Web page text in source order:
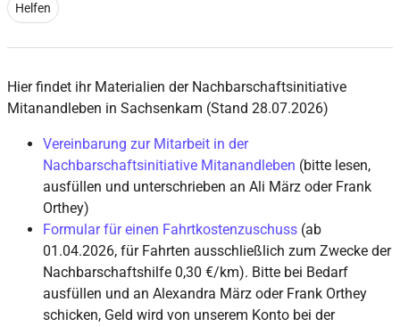
Helfen
Hier findet ihr Materialien der Nachbarschaftsinitiative
Mitanandleben in Sachsenkam (Stand 28.07.2026)
Vereinbarung zur Mitarbeit in der
Nachbarschaftsinitiative Mitanandleben (bitte lesen,
ausfüllen und unterschrieben an Ali März oder Frank
Orthey)
Formular für einen Fahrtkostenzuschuss (ab
01.04.2026, für Fahrten ausschließlich zum Zwecke der
Nachbarschaftshilfe 0,30 €/km). Bitte bei Bedarf
ausfüllen und an Alexandra März oder Frank Orthey
schicken, Geld wird von unserem Konto bei der